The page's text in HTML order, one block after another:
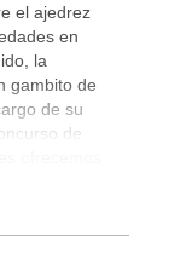
el ajedrez
en
la
gambito de
de su
de